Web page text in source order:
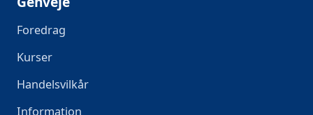
Foredrag
Kurser
Handelsvilkår
Information